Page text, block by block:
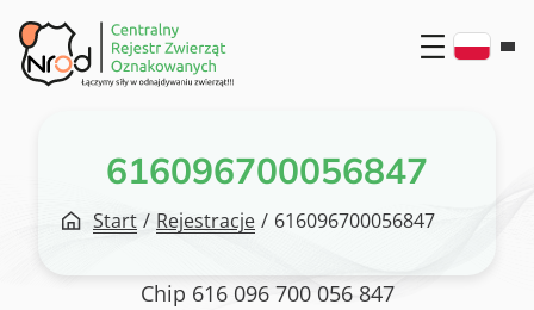
Przejdź
do
treści
616096700056847
Start / Rejestracje / 616096700056847
Chip 616 096 700 056 847